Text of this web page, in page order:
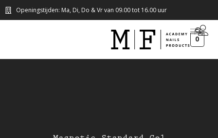
Openingstijden: Ma, Di, Do & Vr van 09.00 tot 16.00 uur
0